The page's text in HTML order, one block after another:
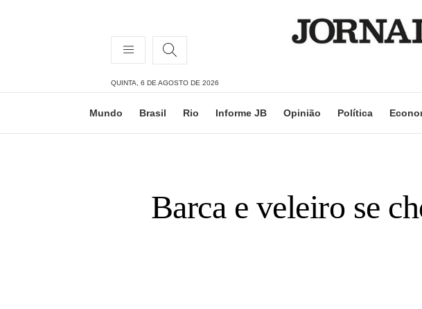
QUINTA, 6 DE AGOSTO DE 2026
Mundo Brasil Rio Informe JB Opinião Política
Barca e veleiro se